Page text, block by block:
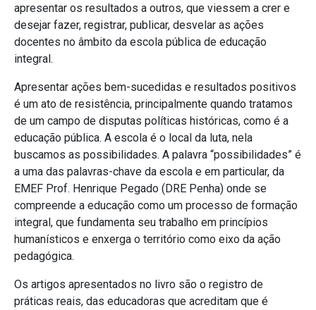
apresentar os resultados a outros, que viessem a crer e
desejar fazer, registrar, publicar, desvelar as ações
docentes no âmbito da escola pública de educação
integral.
Apresentar ações bem-sucedidas e resultados positivos
é um ato de resistência, principalmente quando tratamos
de um campo de disputas políticas históricas, como é a
educação pública. A escola é o local da luta, nela
buscamos as possibilidades. A palavra “possibilidades” é
a uma das palavras-chave da escola e em particular, da
EMEF Prof. Henrique Pegado (DRE Penha) onde se
compreende a educação como um processo de formação
integral, que fundamenta seu trabalho em princípios
humanísticos e enxerga o território como eixo da ação
pedagógica.
Os artigos apresentados no livro são o registro de
práticas reais, das educadoras que acreditam que é